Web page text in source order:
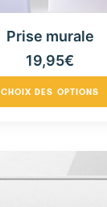
Prise murale
19,95€
CHOIX DES OPTIONS